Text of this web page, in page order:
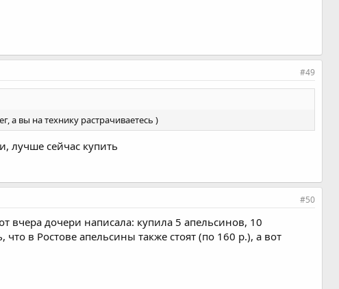
#49
а вы на технику растрачиваетесь )
лучше сейчас купить
#50
вчера дочери написала: купила 5 апельсинов, 10
в Ростове апельсины также стоят (по 160 р.), а вот